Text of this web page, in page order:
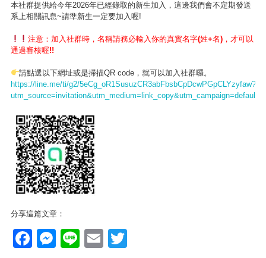
本社群提供給今年2026年已經錄取的新生加入，這邊我們會不定期發送
系上相關訊息~請準新生一定要加入喔!
注意：加入社群時，名稱請務必輸入你的真實名字(姓+名)，才可以
通過審核喔!!
請點選以下網址或是掃描QR code，就可以加入社群囉。
https://line.me/ti/g2/5eCg_oR1SusuzCR3abFbsbCpDcwPGpCLYzyfaw?
utm_source=invitation&utm_medium=link_copy&utm_campaign=default
分享這篇文章：
Facebook
Messenger
LineEmail